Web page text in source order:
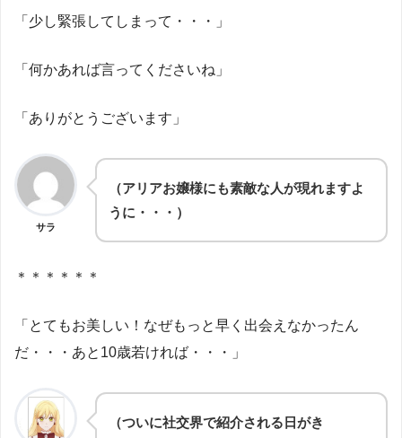
「少し緊張してしまって・・・」
「何かあれば言ってくださいね」
「ありがとうございます」
サラ
（アリアお嬢様にも素敵な人が現れますよ
うに・・・）
＊＊＊＊＊＊
「とてもお美しい！なぜもっと早く出会えなかったん
だ・・・あと10歳若ければ・・・」
（ついに社交界で紹介される日がき